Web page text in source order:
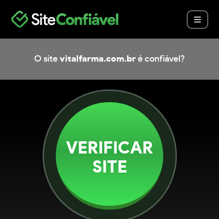
O site vitalfarma.com.br é confiável?
VERIFICAR
SITE